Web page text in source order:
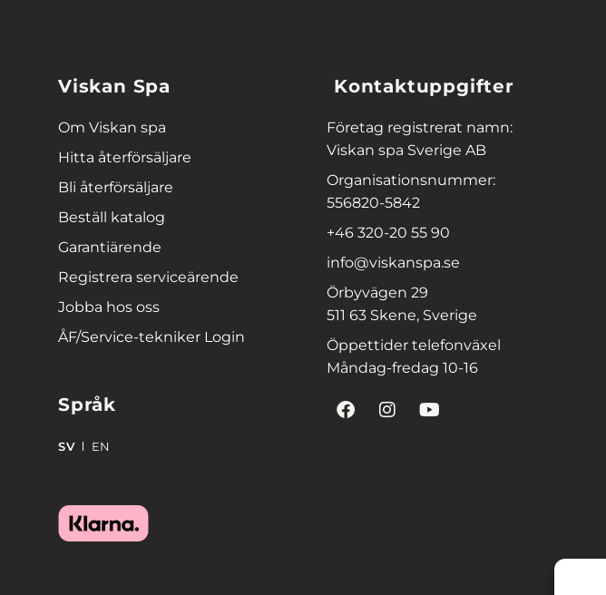
Viskan Spa
Om Viskan spa
Hitta återförsäljare
Bli återförsäljare
Beställ katalog
Garantiärende
Registrera serviceärende
Jobba hos oss
ÅF/Service-tekniker Login
Språk
SV EN
Kontaktuppgifter
Företag registrerat namn:
Viskan spa Sverige AB
Organisationsnummer:
556820-5842
+46 320-20 55 90
info@viskanspa.se
Örbyvägen 29
511 63 Skene, Sverige
Öppettider telefonväxel
Måndag-fredag 10-16